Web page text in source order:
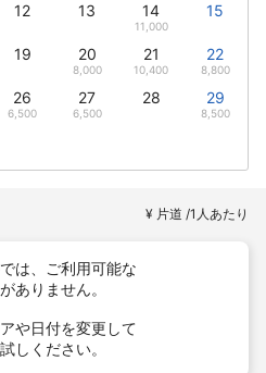
12 13 14
11,000
15
19 20
8,000
21
10,400
22
8,800
26
6,500
27
6,500
28 29
8,500
¥ 片道 /1人あたり
は、ご利用可能な
ありません。
や日付を変更して
しください。